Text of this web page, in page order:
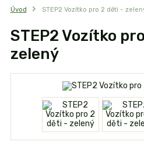
Úvod STEP2 Vozítko pro 2 děti -
STEP2 Vozítko
zelený